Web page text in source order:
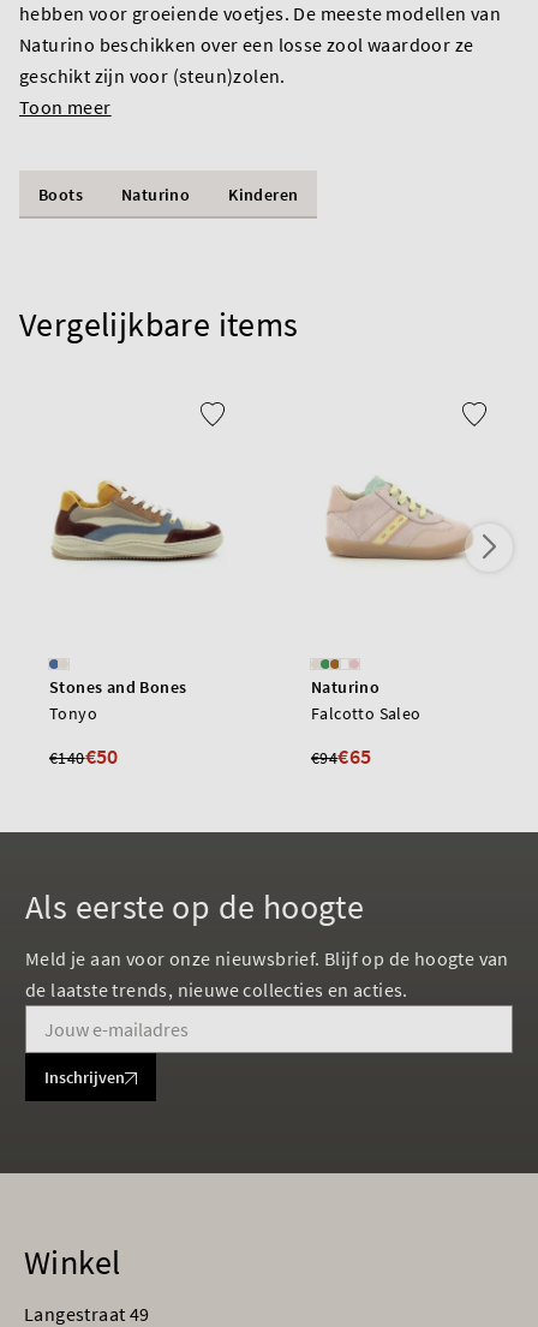
hebben voor groeiende voetjes. De meeste modellen van
Naturino beschikken over een losse zool waardoor ze
geschikt zijn voor (steun)zolen.
Toon meer
Boots Naturino Kinderen
Vergelijkbare items
Stones and Bones
Tonyo
€140€50
Naturino
Falcotto Saleo
€94€65
Als eerste op de hoogte
Meld je aan voor onze nieuwsbrief. Blijf op de hoogte van
de laatste trends, nieuwe collecties en acties.
Inschrijven
Winkel
Langestraat 49